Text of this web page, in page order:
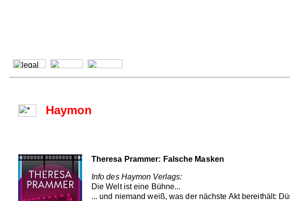
Haymon
Theresa Prammer: Falsche Masken
Info des Haymon Verlags:
Die Welt ist eine Bühne...
... und niemand weiß, was der nächste Akt bereithält: